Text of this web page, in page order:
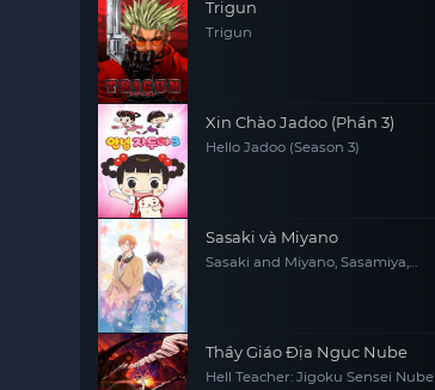
Trigun
Trigun
Xin Chào Jadoo (Phần 3)
Hello Jadoo (Season 3)
Sasaki và Miyano
Sasaki and Miyano, Sasamiya,
Thầy Giáo Địa Ngục Nube
Hell Teacher: Jigoku Sensei Nube